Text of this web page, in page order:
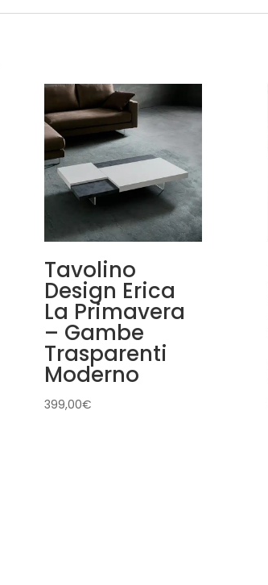
Tavolino
Design Erica
La Primavera
– Gambe
Trasparenti
Moderno
399,00€